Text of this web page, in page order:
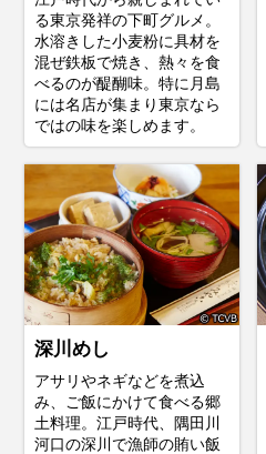
る東京発祥の下町グルメ。
水溶きした小麦粉に具材を
混ぜ鉄板で焼き、熱々を食
べるのが醍醐味。特に月島
には名店が集まり東京なら
ではの味を楽しめます。
深川めし
アサリやネギなどを煮込
み、ご飯にかけて食べる郷
土料理。江戸時代、隅田川
河口の深川で漁師の賄い飯